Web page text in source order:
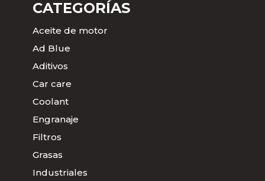
CATEGORÍAS
Aceite de motor
Ad Blue
Aditivos
Car care
Coolant
Engranaje
Filtros
Grasas
Industriales